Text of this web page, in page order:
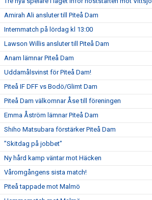
Amirah Ali ansluter till Piteå Dam
Internmatch på lördag kl 13:00
Lawson Willis ansluter till Piteå Dam
Anam lämnar Piteå Dam
Uddamålsvinst för Piteå Dam!
Piteå IF DFF vs Bodö/Glimt Dam
Piteå Dam välkomnar Åse till föreningen
Emma Åström lämnar Piteå Dam
Shiho Matsubara förstärker Piteå Dam
”Skitdag på jobbet”
Ny hård kamp väntar mot Häcken
Våromgångens sista match!
Piteå tappade mot Malmö